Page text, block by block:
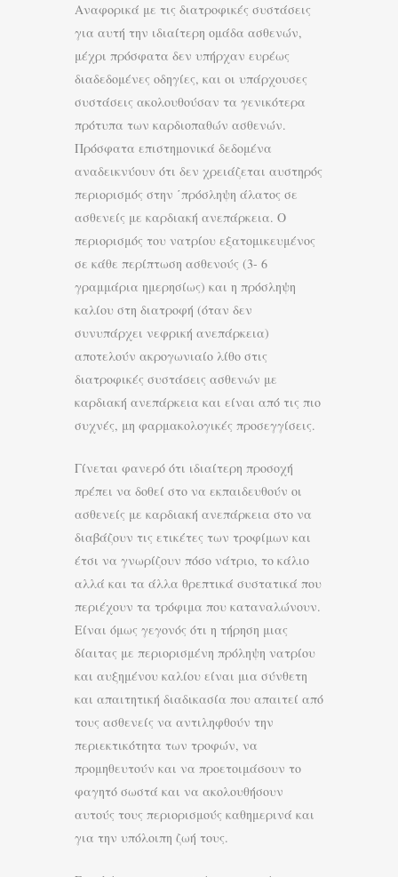
Αναφορικά με τις διατροφικές συστάσεις
για αυτή την ιδιαίτερη ομάδα ασθενών,
μέχρι πρόσφατα δεν υπήρχαν ευρέως
διαδεδομένες οδηγίες, και οι υπάρχουσες
συστάσεις ακολουθούσαν τα γενικότερα
πρότυπα των καρδιοπαθών ασθενών.
Πρόσφατα επιστημονικά δεδομένα
αναδεικνύουν ότι δεν χρειάζεται αυστηρός
περιορισμός στην ΄πρόσληψη άλατος σε
ασθενείς με καρδιακή ανεπάρκεια. Ο
περιορισμός του νατρίου εξατομικευμένος
σε κάθε περίπτωση ασθενούς (3- 6
γραμμάρια ημερησίως) και η πρόσληψη
καλίου στη διατροφή (όταν δεν
συνυπάρχει νεφρική ανεπάρκεια)
αποτελούν ακρογωνιαίο λίθο στις
διατροφικές συστάσεις ασθενών με
καρδιακή ανεπάρκεια και είναι από τις πιο
συχνές, μη φαρμακολογικές προσεγγίσεις.
Γίνεται φανερό ότι ιδιαίτερη προσοχή
πρέπει να δοθεί στο να εκπαιδευθούν οι
ασθενείς με καρδιακή ανεπάρκεια στο να
διαβάζουν τις ετικέτες των τροφίμων και
έτσι να γνωρίζουν πόσο νάτριο, το κάλιο
αλλά και τα άλλα θρεπτικά συστατικά που
περιέχουν τα τρόφιμα που καταναλώνουν.
Είναι όμως γεγονός ότι η τήρηση μιας
δίαιτας με περιορισμένη πρόληψη νατρίου
και αυξημένου καλίου είναι μια σύνθετη
και απαιτητική διαδικασία που απαιτεί από
τους ασθενείς να αντιληφθούν την
περιεκτικότητα των τροφών, να
προμηθευτούν και να προετοιμάσουν το
φαγητό σωστά και να ακολουθήσουν
αυτούς τους περιορισμούς καθημερινά και
για την υπόλοιπη ζωή τους.